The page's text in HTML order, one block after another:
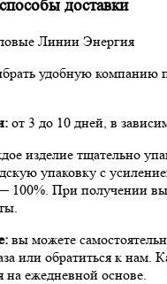
доставки
Линии Энергия
удобную компанию
от 3 до 10 дней, в
изделие тщательно
упаковку с
100%. При получении
вы можете
или обратиться к нам.
на ежедневной основе.